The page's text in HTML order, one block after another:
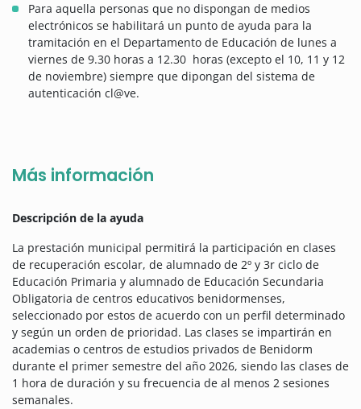
Para aquella personas que no dispongan de medios
electrónicos se habilitará un punto de ayuda para la
tramitación en el Departamento de Educación de lunes a
viernes de 9.30 horas a 12.30 horas (excepto el 10, 11 y 12
de noviembre) siempre que dipongan del sistema de
autenticación cl@ve.
Más información
Descripción de la ayuda
La prestación municipal permitirá la participación en clases
de recuperación escolar, de alumnado de 2º y 3r ciclo de
Educación Primaria y alumnado de Educación Secundaria
Obligatoria de centros educativos benidormenses,
seleccionado por estos de acuerdo con un perfil determinado
y según un orden de prioridad. Las clases se impartirán en
academias o centros de estudios privados de Benidorm
durante el primer semestre del año 2026, siendo las clases de
1 hora de duración y su frecuencia de al menos 2 sesiones
semanales.